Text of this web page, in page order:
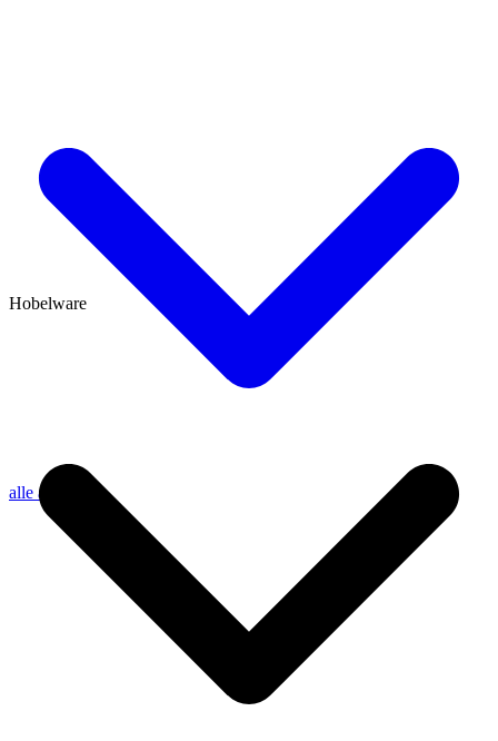
alle anzeigen
Hobelware